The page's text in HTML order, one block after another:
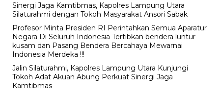
Sinergi Jaga Kamtibmas, Kapolres Lampung Utara
Silaturahmi dengan Tokoh Masyarakat Ansori Sabak
Profesor Minta Presiden RI Perintahkan Semua Aparatur
Negara Di Seluruh Indonesia Tertibkan bendera luntur
kusam dan Pasang Bendera Bercahaya Mewarnai
Indonesia Merdeka !!!
Jalin Silaturahmi, Kapolres Lampung Utara Kunjungi
Tokoh Adat Akuan Abung Perkuat Sinergi Jaga
Kamtibmas